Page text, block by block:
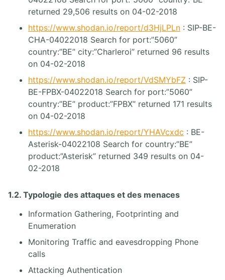
returned 29,506 results on 04-02-2018
https://www.shodan.io/report/d3HjLPLn : SIP-BE-
CHA-04022018 Search for port:”5060”
country:”BE” city:”Charleroi” returned 96 results
on 04-02-2018
https://www.shodan.io/report/VdSMYbFZ : SIP-
BE-FPBX-04022018 Search for port:”5060”
country:”BE” product:”FPBX” returned 171 results
on 04-02-2018
https://www.shodan.io/report/YHAVcxdc : BE-
Asterisk-04022108 Search for country:”BE”
product:”Asterisk” returned 349 results on 04-
02-2018
1.2. Typologie des attaques et des menaces
Information Gathering, Footprinting and
Enumeration
Monitoring Traffic and eavesdropping Phone
calls
Attacking Authentication